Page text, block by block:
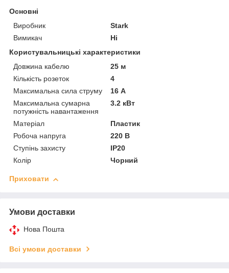
Основні
Виробник
Stark
Вимикач
Ні
Користувальницькі характеристики
Довжина кабелю
25 м
Кількість розеток
4
Максимальна сила струму
16 А
Максимальна сумарна
потужність навантаження
3.2 кВт
Матеріал
Пластик
Робоча напруга
220 В
Ступінь захисту
IP20
Колір
Чорний
Приховати
Умови доставки
Нова Пошта
Всі умови доставки